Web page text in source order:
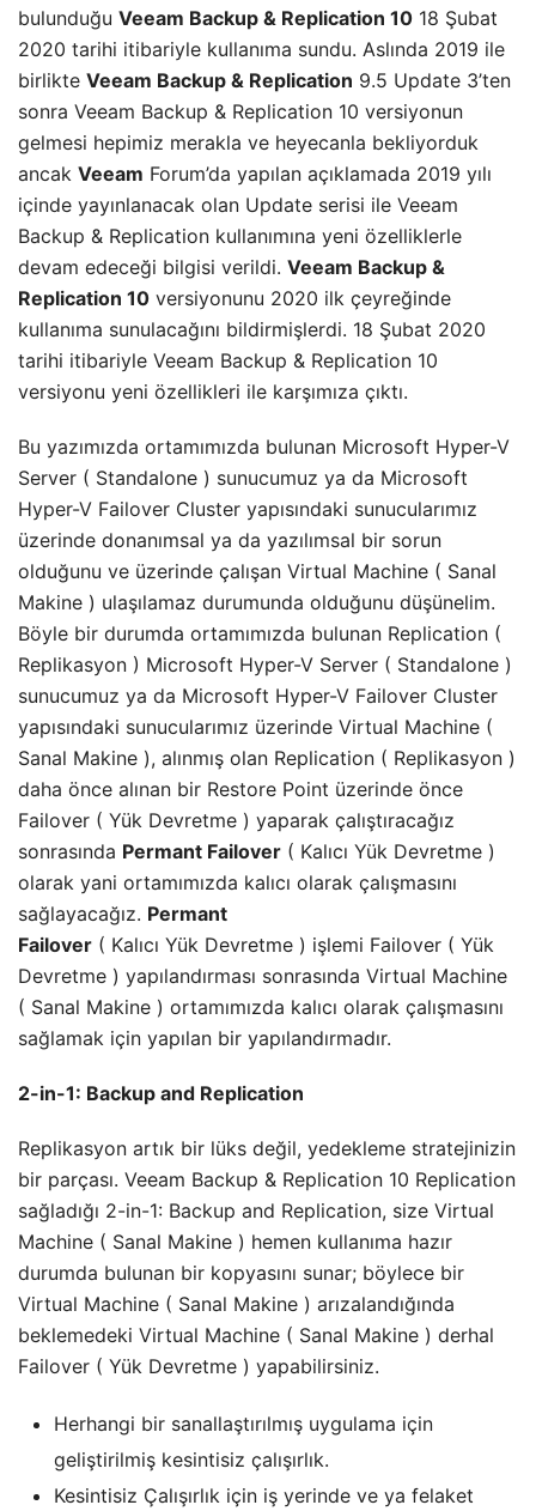
bulunduğu Veeam Backup & Replication 10 18 Şubat
2020 tarihi itibariyle kullanıma sundu. Aslında 2019 ile
birlikte Veeam Backup & Replication 9.5 Update 3’ten
sonra Veeam Backup & Replication 10 versiyonun
gelmesi hepimiz merakla ve heyecanla bekliyorduk
ancak Veeam Forum’da yapılan açıklamada 2019 yılı
içinde yayınlanacak olan Update serisi ile Veeam
Backup & Replication kullanımına yeni özelliklerle
devam edeceği bilgisi verildi. Veeam Backup &
Replication 10 versiyonunu 2020 ilk çeyreğinde
kullanıma sunulacağını bildirmişlerdi. 18 Şubat 2020
tarihi itibariyle Veeam Backup & Replication 10
versiyonu yeni özellikleri ile karşımıza çıktı.
Bu yazımızda ortamımızda bulunan Microsoft Hyper-V
Server ( Standalone ) sunucumuz ya da Microsoft
Hyper-V Failover Cluster yapısındaki sunucularımız
üzerinde donanımsal ya da yazılımsal bir sorun
olduğunu ve üzerinde çalışan Virtual Machine ( Sanal
Makine ) ulaşılamaz durumunda olduğunu düşünelim.
Böyle bir durumda ortamımızda bulunan Replication (
Replikasyon ) Microsoft Hyper-V Server ( Standalone )
sunucumuz ya da Microsoft Hyper-V Failover Cluster
yapısındaki sunucularımız üzerinde Virtual Machine (
Sanal Makine ), alınmış olan Replication ( Replikasyon )
daha önce alınan bir Restore Point üzerinde önce
Failover ( Yük Devretme ) yaparak çalıştıracağız
sonrasında Permant Failover ( Kalıcı Yük Devretme )
olarak yani ortamımızda kalıcı olarak çalışmasını
sağlayacağız. Permant
Failover ( Kalıcı Yük Devretme ) işlemi Failover ( Yük
Devretme ) yapılandırması sonrasında Virtual Machine
( Sanal Makine ) ortamımızda kalıcı olarak çalışmasını
sağlamak için yapılan bir yapılandırmadır.
2-in-1: Backup and Replication
Replikasyon artık bir lüks değil, yedekleme stratejinizin
bir parçası. Veeam Backup & Replication 10 Replication
sağladığı 2-in-1: Backup and Replication, size Virtual
Machine ( Sanal Makine ) hemen kullanıma hazır
durumda bulunan bir kopyasını sunar; böylece bir
Virtual Machine ( Sanal Makine ) arızalandığında
beklemedeki Virtual Machine ( Sanal Makine ) derhal
Failover ( Yük Devretme ) yapabilirsiniz.
Herhangi bir sanallaştırılmış uygulama için
geliştirilmiş kesintisiz çalışırlık.
Kesintisiz Çalışırlık için iş yerinde ve ya felaket